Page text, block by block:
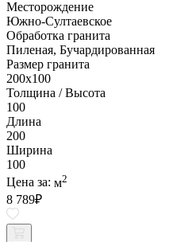
Месторождение
Южно-Султаевское
Обработка гранита
Пиленая, Бучардированная
Размер гранита
200х100
Толщина / Высота
100
Длина
200
Ширина
100
Цена за: м2
8 789₽